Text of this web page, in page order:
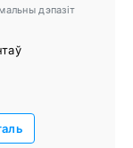
дэпазіт